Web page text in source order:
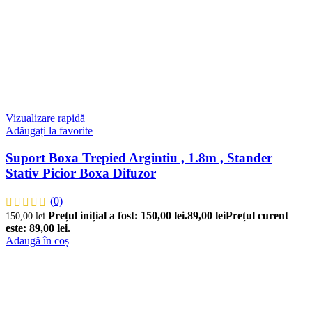
Vizualizare rapidă
Adăugați la favorite
Suport Boxa Trepied Argintiu , 1.8m , Stander
Stativ Picior Boxa Difuzor
(0)
150,00lei Prețul inițial a fost: 150,00 lei.89,00 leiPrețul curent
este: 89,00 lei.
Adaugă în coș